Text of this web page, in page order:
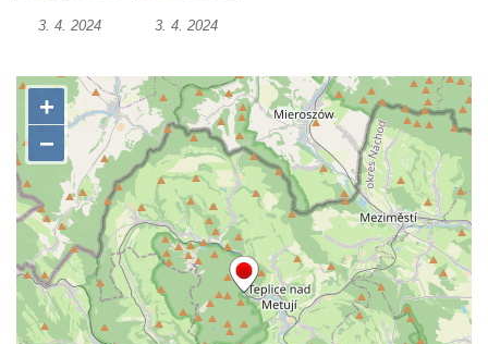
Socha Tornádo v parku na Senovážném
Sousoší Humanoidi na Lannově třídě v
Českých Budějovicích
Pomník Vojtěcha Adalberta Lanny v parku
Na Sadech v Českých Budějovicích
Pomník Přemysla Otakara II. v parku Na
Sadech v Českých Budějovicích
Socha Mateřství v parku Na Sadech v
Českých Budějovicích
Památník Otokara Mokrého v parku Na
3. 4. 2024 3. 4. 2024